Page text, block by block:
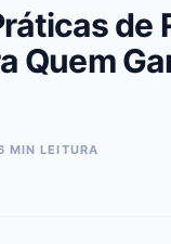
de
Quem
MIN LEITURA